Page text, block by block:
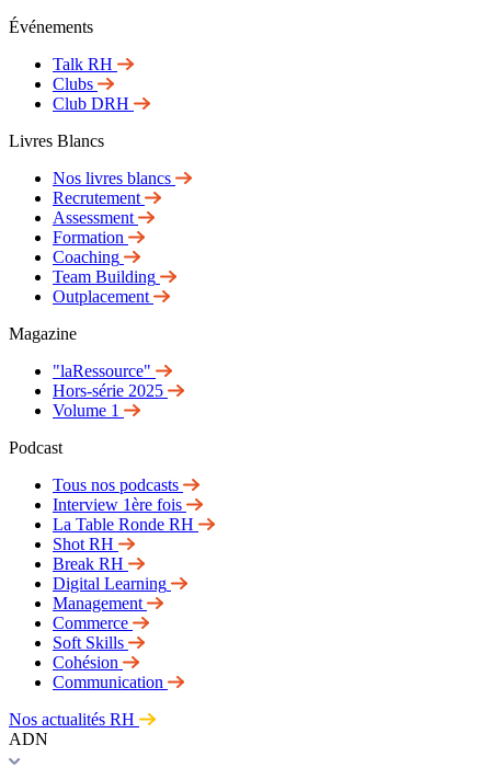
Événements
Talk RH
Clubs
Club DRH
Livres Blancs
Nos livres blancs
Recrutement
Assessment
Formation
Coaching
Team Building
Outplacement
Magazine
"laRessource"
Hors-série 2025
Volume 1
Podcast
Tous nos podcasts
Interview 1ère fois
La Table Ronde RH
Shot RH
Break RH
Digital Learning
Management
Commerce
Soft Skills
Cohésion
Communication
Nos actualités RH
ADN